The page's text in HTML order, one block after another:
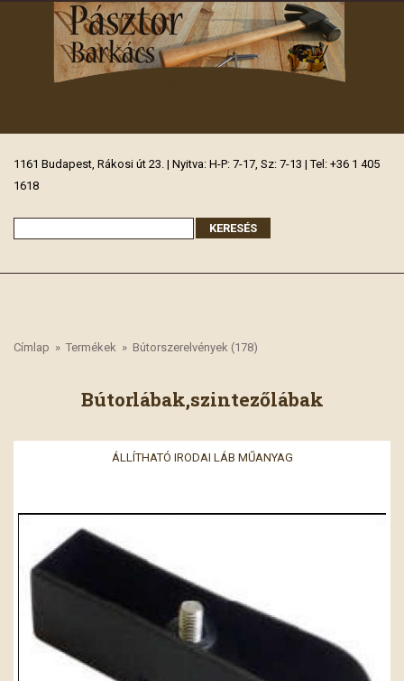
1161 Budapest, Rákosi út 23. | Nyitva: H-P: 7-17, Sz: 7-13 | Tel: +36 1 405
1618
Címlap » Termékek » Bútorszerelvények (178)
Bútorlábak,szintezőlábak
ÁLLÍTHATÓ IRODAI LÁB MŰANYAG